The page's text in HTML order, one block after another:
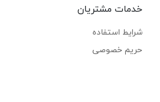
خدمات مشتریان
شرایط استفاده
حریم خصوصی